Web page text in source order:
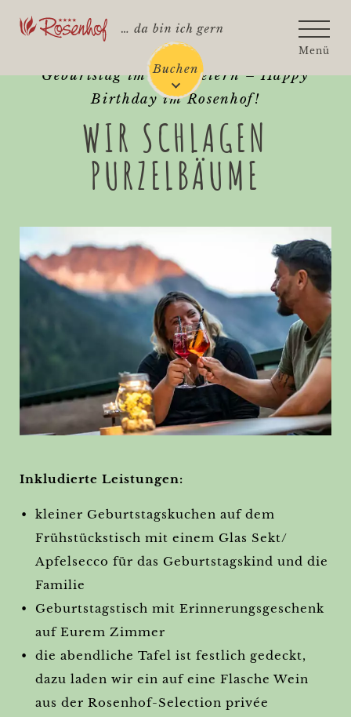
Rosenhof - Zur Startseite
Menü
Buchen
Geburtstag im Hotel feiern – Happy
Birthday im Rosenhof!
WIR SCHLAGEN
PURZELBÄUME
Inkludierte Leistungen:
kleiner Geburtstagskuchen auf dem
Frühstückstisch mit einem Glas Sekt/
Apfelsecco für das Geburtstagskind und die
Familie
Geburtstagstisch mit Erinnerungsgeschenk
auf Eurem Zimmer
die abendliche Tafel ist festlich gedeckt,
dazu laden wir ein auf eine Flasche Wein
aus der Rosenhof-Selection privée